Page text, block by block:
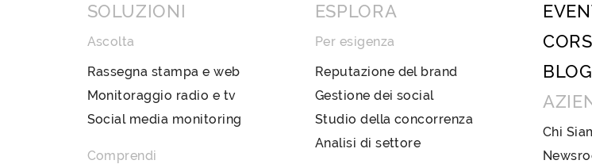
SOLUZIONI
Ascolta
Rassegna stampa e web
Monitoraggio radio e tv
Social media monitoring
Comprendi
ESPLORA
Per esigenza
Reputazione del brand
Gestione dei social
Studio della concorrenza
Analisi di settore
BLOG
Chi